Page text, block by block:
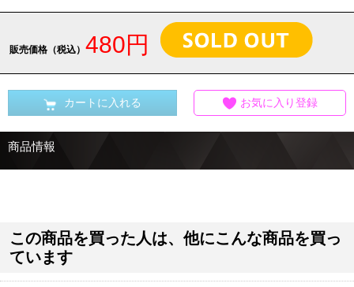
販売価格（税込） 480円
カートに入れる お気に入り登録
商品情報
この商品を買った人は、他にこんな商品を買っ
ています